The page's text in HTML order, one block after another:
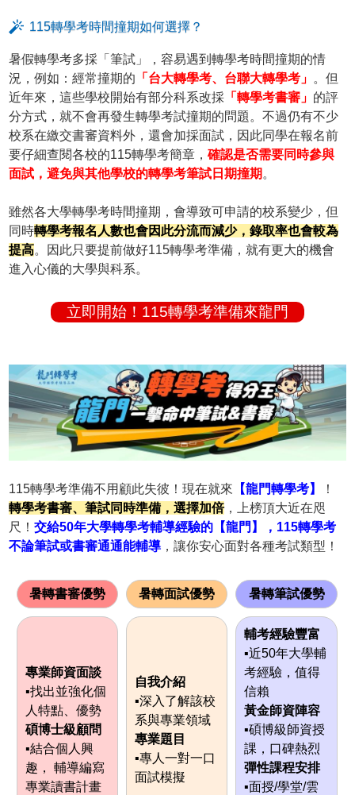
115轉學考時間撞期如何選擇？
暑假轉學考多採「筆試」，容易遇到轉學考時間撞期的情
況，例如：經常撞期的 「台大轉學考、台聯大轉學考」 。但
近年來，這些學校開始有部分科系改採 「轉學考書審」 的評
分方式，就不會再發生轉學考試撞期的問題。不過仍有不少
校系在繳交書審資料外，還會加採面試，因此同學在報名前
要仔細查閱各校的115轉學考簡章，確認是否需要同時參與
面試，避免與其他學校的轉學考筆試日期撞期 。
雖然各大學轉學考時間撞期，會導致可申請的校系變少，但
同時轉學考報名人數也會因此分流而減少，錄取率也會較為
提高。因此只要提前做好115轉學考準備，就有更大的機會
進入心儀的大學與科系。
立即開始！115轉學考準備來龍門
115轉學考準備不用顧此失彼！現在就來 【龍門轉學考】
！
轉學考書審、筆試同時準備，選擇加倍，上榜頂大近在咫
尺！交給50年大學轉學考輔導經驗的【龍門】，115轉學考
不論筆試或書審通通能輔導 ，讓你安心面對各種考試類型！
暑轉書審優勢 暑轉面試優勢 暑轉筆試優勢
專業師資面談
▪找出並強化個
人特點、優勢
碩博士級顧問
▪結合個人興
趣， 輔導編寫
專業讀書計畫
自我介紹
▪深入了解該校
系與專業領域
專業題目
▪專人一對一口
面試模擬
輔考經驗豐富
▪近50年大學輔
考經驗，值得
信賴
黃金師資陣容
▪碩博級師資授
課，口碑熱烈
彈性課程安排
▪面授/學堂/雲